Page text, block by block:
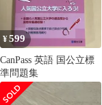
¥599
CanPass 英語 国公立標
準問題集